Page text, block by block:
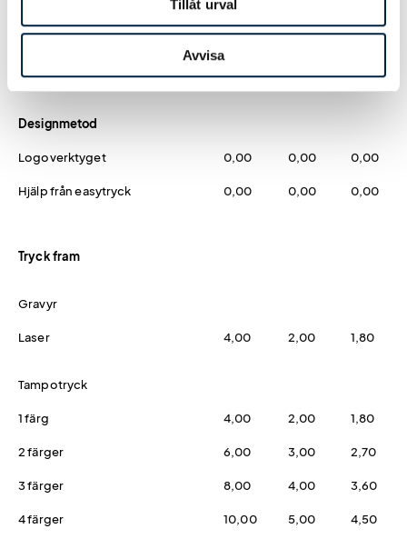
Tillåt urval
Avvisa
Blå 0,00 0,00 0,00
0,00
Designmetod
Logoverktyget 0,00 0,00 0,00
Hjälp från easytryck 0,00 0,00 0,00
Tryck fram
Gravyr
Laser 4,00 2,00 1,80
Tampotryck
1 färg 4,00 2,00 1,80
2 färger 6,00 3,00 2,70
3 färger 8,00 4,00 3,60
4 färger 10,00 5,00 4,50